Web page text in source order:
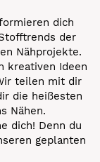
dich
der
Nähprojekte.
kreativen Ideen
teilen mit dir
die heißesten
Nähen.
dich! Denn du
geplanten